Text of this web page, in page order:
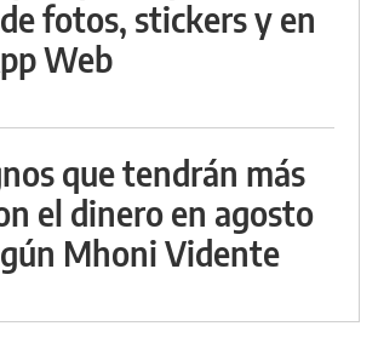
fotos, stickers y en
Web
que tendrán más
el dinero en agosto
Mhoni Vidente